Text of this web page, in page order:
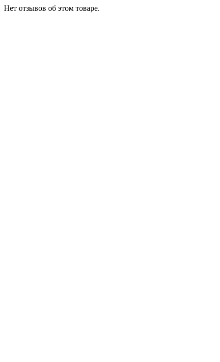
Нет отзывов об этом товаре.